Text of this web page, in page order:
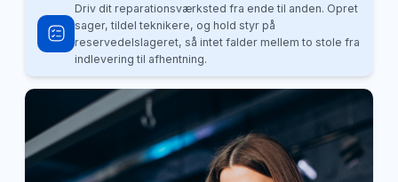
Driv dit reparationsværksted fra ende til anden. Opret
sager, tildel teknikere, og hold styr på
reservedelslageret, så intet falder mellem to stole fra
indlevering til afhentning.